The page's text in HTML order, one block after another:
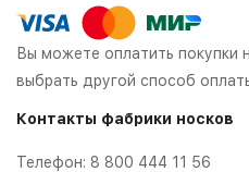
Вы можете оплатить
выбрать другой способ
Контакты фабрики носков
Телефон: 8 800 444 11 56